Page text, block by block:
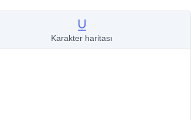
Karakter haritası